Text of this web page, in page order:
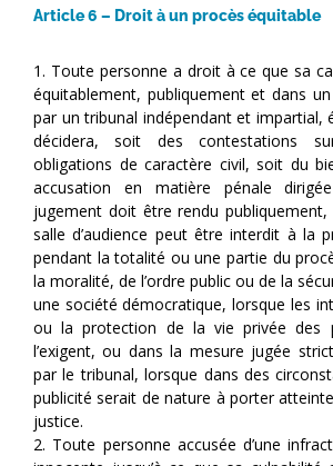
Article 6 – Droit à un procès équitable
1. Toute personne a droit à ce que sa
équitablement, publiquement et dans
par un tribunal indépendant et impartial,
décidera, soit des contestations
obligations de caractère civil, soit du
accusation en matière pénale
jugement doit être rendu publiquement,
salle d’audience peut être interdit à la
pendant la totalité ou une partie du
la moralité, de l’ordre public ou de la
une société démocratique, lorsque les
ou la protection de la vie privée des
l’exigent, ou dans la mesure jugée
par le tribunal, lorsque dans des
publicité serait de nature à porter
justice.
2. Toute personne accusée d’une